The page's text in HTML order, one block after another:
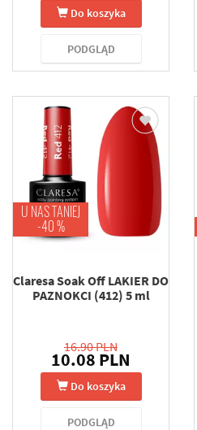
Do koszyka
PODGLĄD
U NAS TANIEJ
-40 %
Claresa Soak Off LAKIER DO
PAZNOKCI (412) 5 ml
16.90 PLN
10.08 PLN
Do koszyka
PODGLĄD